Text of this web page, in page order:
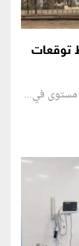
توقعات
مستوى في...